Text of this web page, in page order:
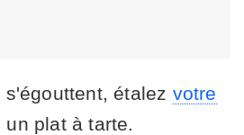
étalez votre
un plat à tarte.